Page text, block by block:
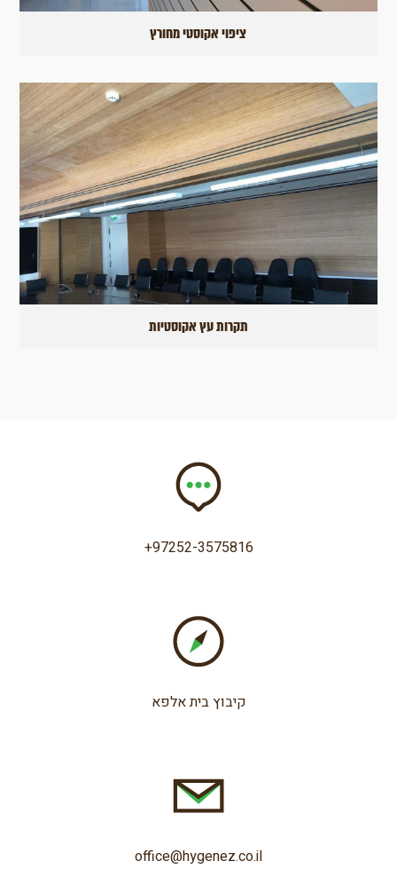
ציפוי אקוסטי מחורץ
תקרות עץ אקוסטיות
+97252-3575816
קיבוץ בית אלפא
office@hygenez.co.il